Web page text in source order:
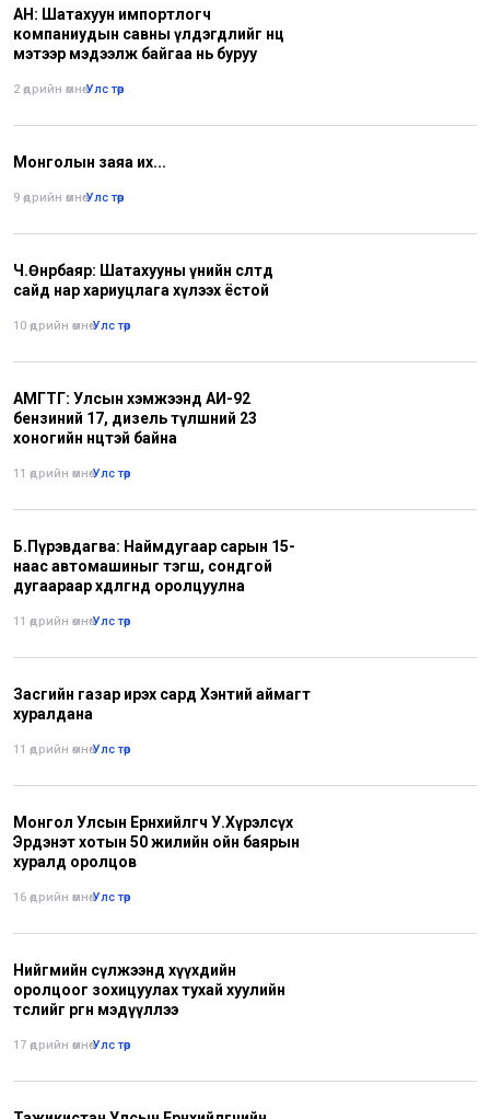
АН: Шатахуун импортлогч
компаниудын савны үлдэгдлийг нөөц
мэтээр мэдээлж байгаа нь буруу
2 өдрийн өмнө•Улс төр
Монголын заяа их...
9 өдрийн өмнө•Улс төр
Ч.Өнөрбаяр: Шатахууны үнийн өсөлтөд
сайд нар хариуцлага хүлээх ёстой
10 өдрийн өмнө•Улс төр
АМГТГ: Улсын хэмжээнд АИ-92
бензиний 17, дизель түлшний 23
хоногийн нөөцтэй байна
11 өдрийн өмнө•Улс төр
Б.Пүрэвдагва: Наймдугаар сарын 15-
наас автомашиныг тэгш, сондгой
дугаараар хөдөлгөөнд оролцуулна
11 өдрийн өмнө•Улс төр
Засгийн газар ирэх сард Хэнтий аймагт
хуралдана
11 өдрийн өмнө•Улс төр
Монгол Улсын Ерөнхийлөгч У.Хүрэлсүх
Эрдэнэт хотын 50 жилийн ойн баярын
хуралд оролцов
16 өдрийн өмнө•Улс төр
Нийгмийн сүлжээнд хүүхдийн
оролцоог зохицуулах тухай хуулийн
төслийг өргөн мэдүүллээ
17 өдрийн өмнө•Улс төр